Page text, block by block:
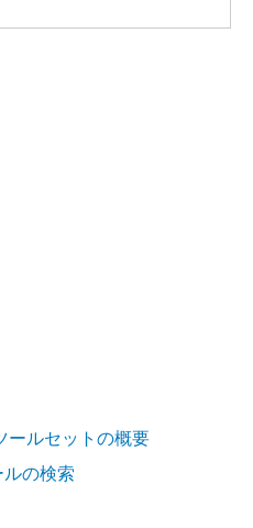
ールセットの概要
の検索